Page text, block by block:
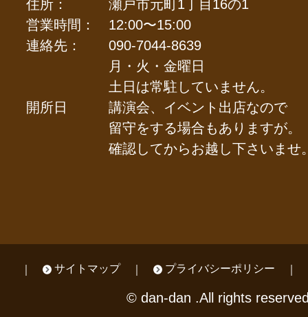
住所：
瀬戸市元町1丁目16の1
営業時間：
12:00〜15:00
連絡先：
090-7044-8639
開所日
月・火・金曜日
土日は常駐していません。
講演会、イベント出店なので
留守をする場合もありますが。
確認してからお越し下さいませ
サイトマップ プライバシーポリシー
© dan-dan .All rights